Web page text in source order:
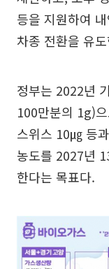
등을 지원하여
차종 전환을 유
정부는 2022년
100만분의 1g)
스위스 10㎍ 등
농도를 2027년
한다는 목표다.